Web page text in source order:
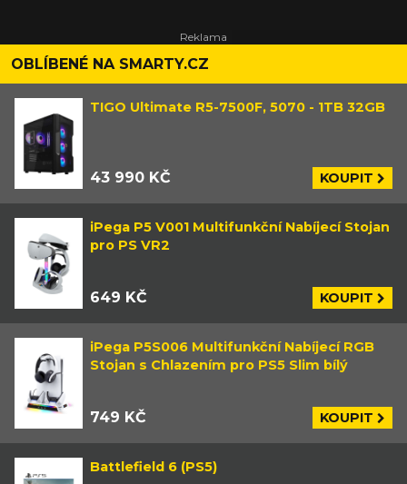
OBLÍBENÉ NA SMARTY.CZ
TIGO Ultimate R5-7500F, 5070 - 1TB 32GB
43 990 KČ KOUPIT
iPega P5 V001 Multifunkční Nabíjecí Stojan
pro PS VR2
649 KČ KOUPIT
iPega P5S006 Multifunkční Nabíjecí RGB
Stojan s Chlazením pro PS5 Slim bílý
749 KČ KOUPIT
Battlefield 6 (PS5)